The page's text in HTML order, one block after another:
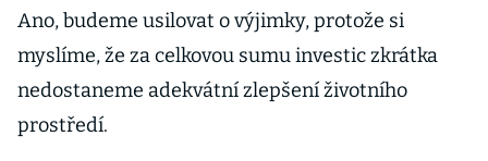
Ano, budeme usilovat o výjimky, protože si
myslíme, že za celkovou sumu investic zkrátka
nedostaneme adekvátní zlepšení životního
prostředí.